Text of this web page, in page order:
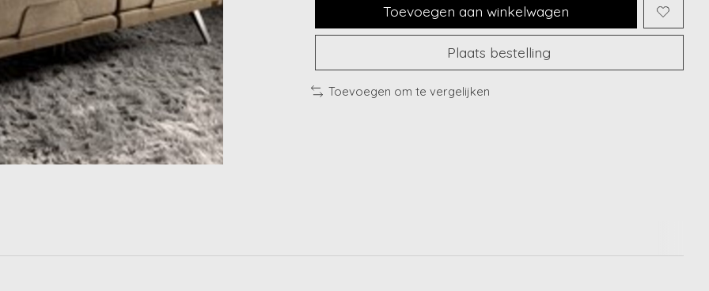
Toevoegen aan winkelwagen
Plaats bestelling
Toevoegen om te vergelijken